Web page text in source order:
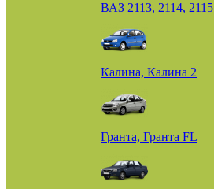
ВАЗ 2113, 2114, 2115
Калина, Калина 2
Гранта, Гранта FL